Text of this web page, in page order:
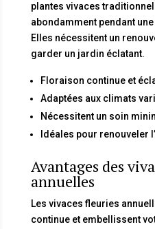
plantes vivaces
abondamment pendant
Elles nécessitent un
garder un jardin éclatant.
Floraison continue et
Adaptées aux climats
Nécessitent un soin
Idéales pour renouveler
Avantages des
annuelles
Les vivaces fleuries
continue et embellissent